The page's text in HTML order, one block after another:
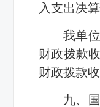
入支出决
我单
财政拨款
财政拨款
九、